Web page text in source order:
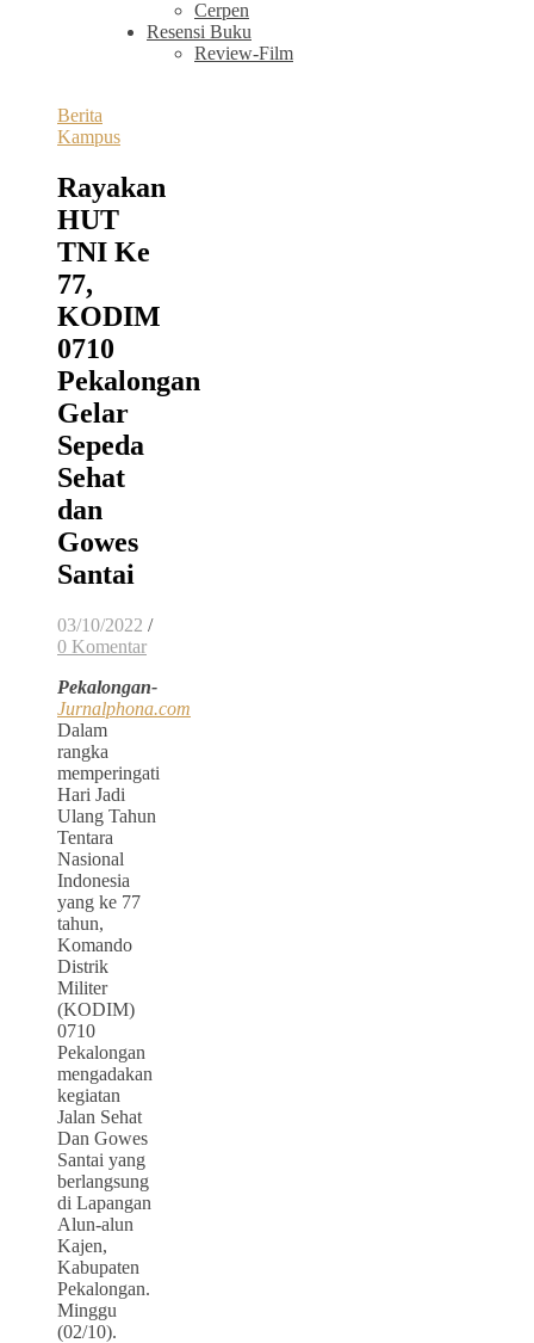
Cerpen
Resensi Buku
Review-Film
Berita
Kampus
Rayakan
HUT
TNI Ke
77,
KODIM
0710
Pekalongan
Gelar
Sepeda
Sehat
dan
Gowes
Santai
03/10/2022 /
0 Komentar
Pekalongan-
Jurnalphona.com
Dalam
rangka
memperingati
Hari Jadi
Ulang Tahun
Tentara
Nasional
Indonesia
yang ke 77
tahun,
Komando
Distrik
Militer
(KODIM)
0710
Pekalongan
mengadakan
kegiatan
Jalan Sehat
Dan Gowes
Santai yang
berlangsung
di Lapangan
Alun-alun
Kajen,
Kabupaten
Pekalongan.
Minggu
(02/10).